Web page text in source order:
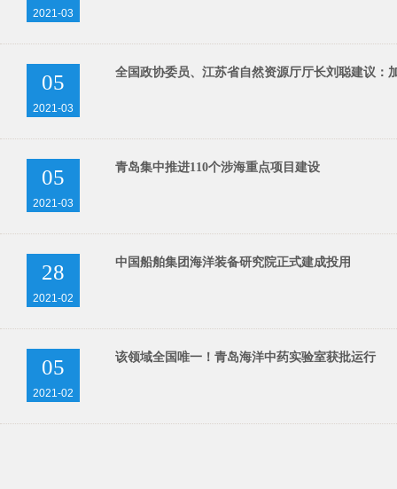
2021-03
05
2021-03
全国政协委员、江苏省自然资源厅厅长刘聪建议：
05
2021-03
青岛集中推进110个涉海重点项目建设
28
2021-02
中国船舶集团海洋装备研究院正式建成投用
05
2021-02
该领域全国唯一！青岛海洋中药实验室获批运行